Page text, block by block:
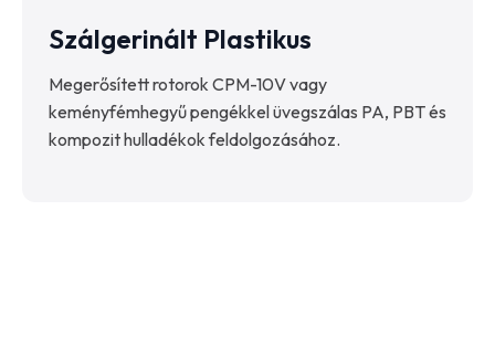
Szálgerinált Plastikus
Megerősített rotorok CPM-10V vagy
keményfémhegyű pengékkel üvegszálas PA, PBT és
kompozit hulladékok feldolgozásához.